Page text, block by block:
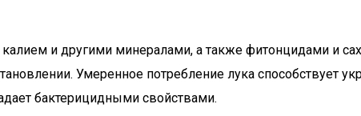
калием и другими минералами, а также фитонцидами и
Умеренное потребление лука способствует
бактерицидными свойствами.